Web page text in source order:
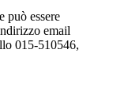
può essere
email
015-510546,